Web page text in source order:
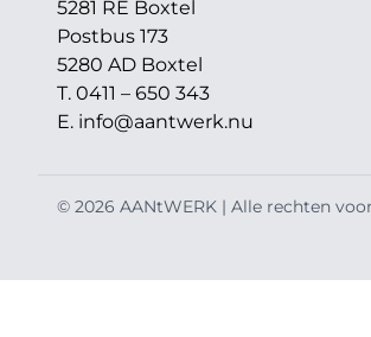
5281 RE Boxtel
Postbus 173
5280 AD Boxtel
T. 0411 – 650 343
E. info@aantwerk.nu
© 2026 AANtWERK | Alle rechten